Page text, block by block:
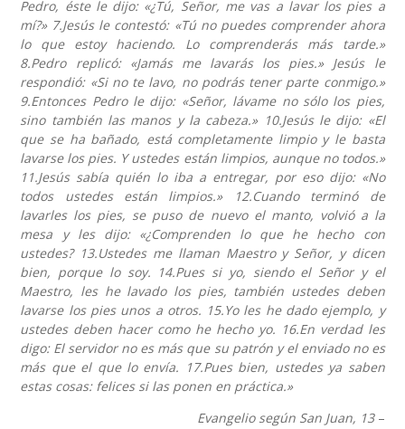
Pedro, éste le dijo: «¿Tú, Señor, me vas a lavar los pies a
mí?» 7.Jesús le contestó: «Tú no puedes comprender ahora
lo que estoy haciendo. Lo comprenderás más tarde.»
8.Pedro replicó: «Jamás me lavarás los pies.» Jesús le
respondió: «Si no te lavo, no podrás tener parte conmigo.»
9.Entonces Pedro le dijo: «Señor, lávame no sólo los pies,
sino también las manos y la cabeza.» 10.Jesús le dijo: «El
que se ha bañado, está completamente limpio y le basta
lavarse los pies. Y ustedes están limpios, aunque no todos.»
11.Jesús sabía quién lo iba a entregar, por eso dijo: «No
todos ustedes están limpios.» 12.Cuando terminó de
lavarles los pies, se puso de nuevo el manto, volvió a la
mesa y les dijo: «¿Comprenden lo que he hecho con
ustedes? 13.Ustedes me llaman Maestro y Señor, y dicen
bien, porque lo soy. 14.Pues si yo, siendo el Señor y el
Maestro, les he lavado los pies, también ustedes deben
lavarse los pies unos a otros. 15.Yo les he dado ejemplo, y
ustedes deben hacer como he hecho yo. 16.En verdad les
digo: El servidor no es más que su patrón y el enviado no es
más que el que lo envía. 17.Pues bien, ustedes ya saben
estas cosas: felices si las ponen en práctica.»
Evangelio según San Juan, 13–